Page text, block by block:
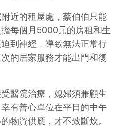
近的租屋處，蔡伯伯只能
每個月5000元的房租和生
到神經，導致無法正常行
的居家服務才能出門和復
醫院治療，媳婦須兼顧生
有善心單位在平日的中午
物資供應，才不致斷炊。